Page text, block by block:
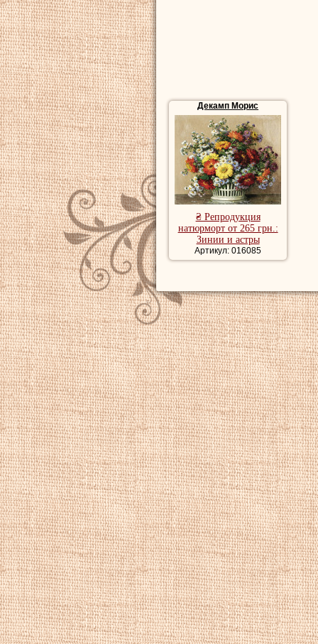
Декамп Морис
₴ Репродукция
натюрморт от 265 грн.:
Зинии и астры
Артикул: 016085